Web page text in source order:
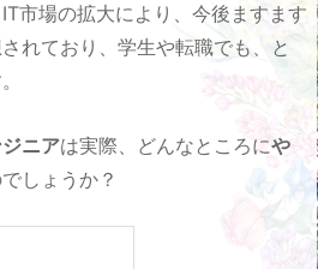
市場の拡大により、今後ますます
れており、学生や転職でも、と
ニアは実際、どんなところにや
しょうか？